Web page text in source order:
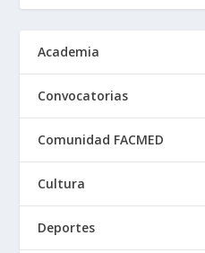
Academia
Convocatorias
Comunidad FACMED
Cultura
Deportes